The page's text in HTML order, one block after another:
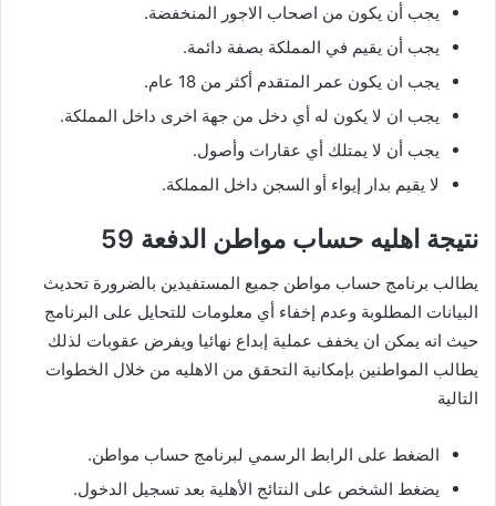
يجب أن يكون من اصحاب الاجور المنخفضة.
يجب أن يقيم في المملكة بصفة دائمة.
يجب ان يكون عمر المتقدم أكثر من 18 عام.
يجب ان لا يكون له أي دخل من جهة اخرى داخل المملكة.
يجب أن لا يمتلك أي عقارات وأصول.
لا يقيم بدار إيواء أو السجن داخل المملكة.
نتيجة اهليه حساب مواطن الدفعة 59
يطالب برنامج حساب مواطن جميع المستفيدين بالضرورة تحديث
البيانات المطلوبة وعدم إخفاء أي معلومات للتحايل على البرنامج
حيث انه يمكن ان يخفف عملية إبداع نهائيا ويفرض عقوبات لذلك
يطالب المواطنين بإمكانية التحقق من الاهليه من خلال الخطوات
التالية
الضغط على الرابط الرسمي لبرنامج حساب مواطن.
يضغط الشخص على النتائج الأهلية بعد تسجيل الدخول.